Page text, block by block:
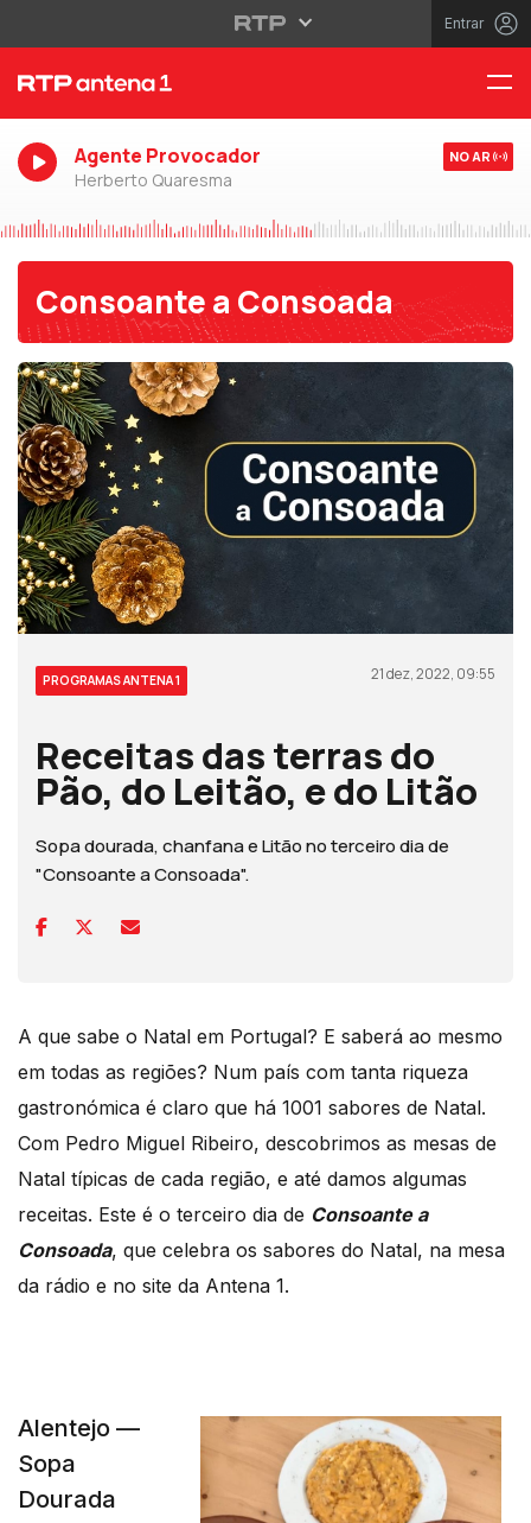
Entrar
Agente Provocador
Herberto Quaresma
NO AR
Consoante a Consoada
PROGRAMAS ANTENA 1 21 dez, 2022, 09:55
Receitas das terras do
Pão, do Leitão, e do Litão
Sopa dourada, chanfana e Litão no terceiro dia de
"Consoante a Consoada".
A que sabe o Natal em Portugal? E saberá ao mesmo
em todas as regiões? Num país com tanta riqueza
gastronómica é claro que há 1001 sabores de Natal.
Com Pedro Miguel Ribeiro, descobrimos as mesas de
Natal típicas de cada região, e até damos algumas
receitas. Este é o terceiro dia de Consoante a
Consoada, que celebra os sabores do Natal, na mesa
da rádio e no site da Antena 1.
Alentejo —
Sopa
Dourada